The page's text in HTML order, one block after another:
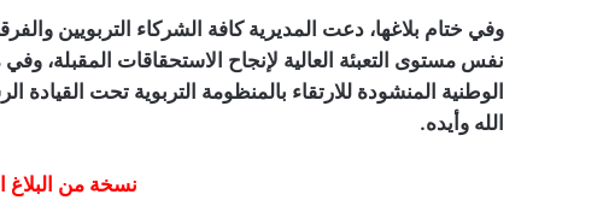
وفي ختام بلاغها، دعت المديرية كافة الشركاء التربويين
نفس مستوى التعبئة العالية لإنجاح الاستحقاقات المقبلة،
الوطنية المنشودة للارتقاء بالمنظومة التربوية تحت القيادة
الله وأيده.
نسخة من البلاغ